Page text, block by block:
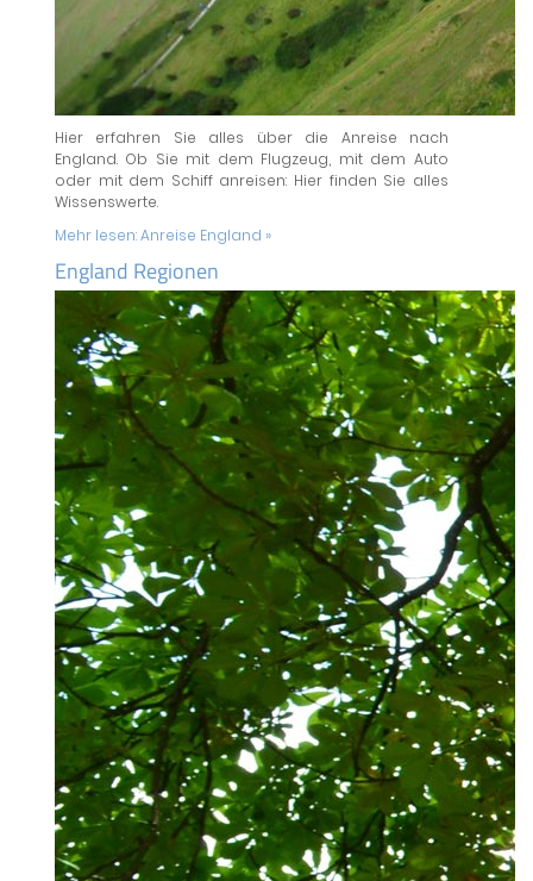
Hier erfahren Sie alles über die Anreise nach
England. Ob Sie mit dem Flugzeug, mit dem Auto
oder mit dem Schiff anreisen: Hier finden Sie alles
Wissenswerte.
Mehr lesen:Anreise England »
England Regionen